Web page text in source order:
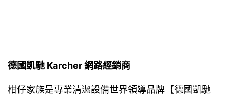
德國凱馳 Karcher 網路經銷商
柑仔家族是專業清潔設備世界領導品牌【德國凱馳